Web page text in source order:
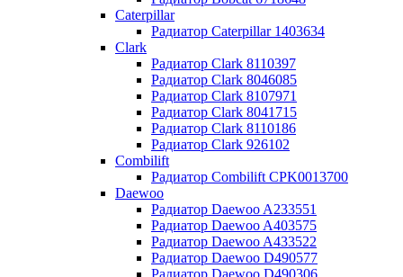
Caterpillar
Радиатор Caterpillar 1403634
Clark
Радиатор Clark 8110397
Радиатор Clark 8046085
Радиатор Clark 8107971
Радиатор Clark 8041715
Радиатор Clark 8110186
Радиатор Clark 926102
Combilift
Радиатор Combilift CPK0013700
Daewoo
Радиатор Daewoo A233551
Радиатор Daewoo A403575
Радиатор Daewoo A433522
Радиатор Daewoo D490577
Радиатор Daewoo D490306